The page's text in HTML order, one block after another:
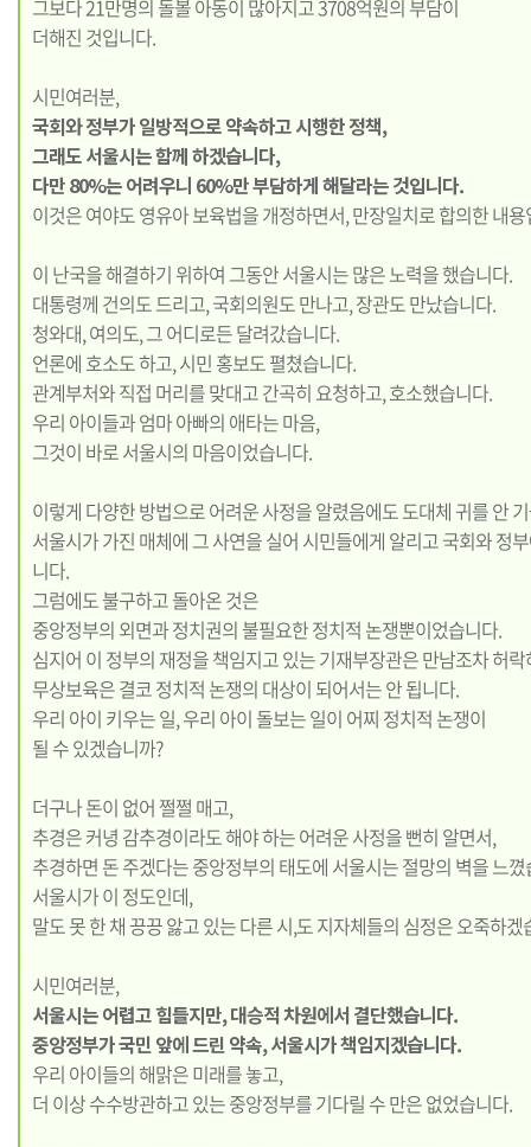
그보다 21만명의 돌볼 아동이 많아지고 3708억원의 부담이
더해진 것입니다.
시민여러분,
국회와 정부가 일방적으로 약속하고 시행한 정책,
그래도 서울시는 함께 하겠습니다,
다만 80%는 어려우니 60%만 부담하게 해달라는 것입니다.
이것은 여야도 영유아 보육법을 개정하면서, 만장일치로 합의한 내용
이 난국을 해결하기 위하여 그동안 서울시는 많은 노력을 했습니다.
대통령께 건의도 드리고, 국회의원도 만나고, 장관도 만났습니다.
청와대, 여의도, 그 어디로든 달려갔습니다.
언론에 호소도 하고, 시민 홍보도 펼쳤습니다.
관계부처와 직접 머리를 맞대고 간곡히 요청하고, 호소했습니다.
우리 아이들과 엄마 아빠의 애타는 마음,
그것이 바로 서울시의 마음이었습니다.
이렇게 다양한 방법으로 어려운 사정을 알렸음에도 도대체 귀를 안
서울시가 가진 매체에 그 사연을 실어 시민들에게 알리고 국회와 정
니다.
그럼에도 불구하고 돌아온 것은
중앙정부의 외면과 정치권의 불필요한 정치적 논쟁뿐이었습니다.
심지어 이 정부의 재정을 책임지고 있는 기재부장관은 만남조차 허
무상보육은 결코 정치적 논쟁의 대상이 되어서는 안 됩니다.
우리 아이 키우는 일, 우리 아이 돌보는 일이 어찌 정치적 논쟁이
될 수 있겠습니까?
더구나 돈이 없어 쩔쩔 매고,
추경은 커녕 감추경이라도 해야 하는 어려운 사정을 뻔히 알면서,
추경하면 돈 주겠다는 중앙정부의 태도에 서울시는 절망의 벽을 느꼈
서울시가 이 정도인데,
말도 못 한 채 끙끙 앓고 있는 다른 시,도 지자체들의 심정은 오죽하겠
시민여러분,
서울시는 어렵고 힘들지만, 대승적 차원에서 결단했습니다.
중앙정부가 국민 앞에 드린 약속, 서울시가 책임지겠습니다.
우리 아이들의 해맑은 미래를 놓고,
더 이상 수수방관하고 있는 중앙정부를 기다릴 수 만은 없었습니다.